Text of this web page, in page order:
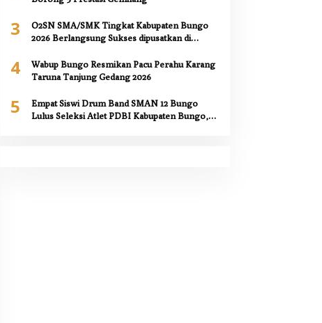
3
O2SN SMA/SMK Tingkat Kabupaten Bungo
2026 Berlangsung Sukses dipusatkan di
4
Wabup Bungo Resmikan Pacu Perahu Karang
Taruna Tanjung Gedang 2026
5
Empat Siswi Drum Band SMAN 12 Bungo
Lulus Seleksi Atlet PDBI Kabupaten Bungo,